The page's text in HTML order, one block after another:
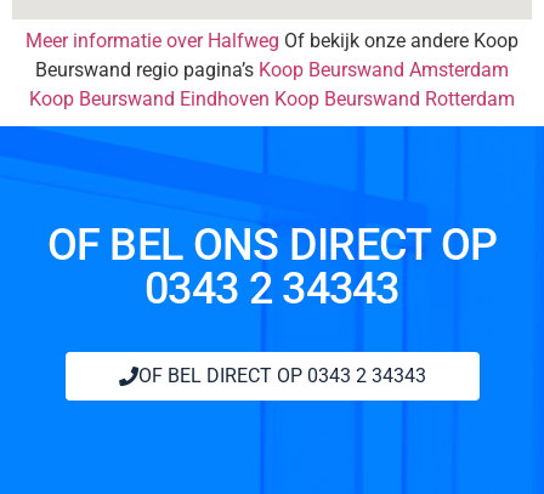
Meer informatie over Halfweg Of bekijk onze andere Koop
Beurswand regio pagina’s Koop Beurswand Amsterdam
Koop Beurswand Eindhoven Koop Beurswand Rotterdam
OF BEL ONS DIRECT OP
0343 2 34343
OF BEL DIRECT OP 0343 2 34343